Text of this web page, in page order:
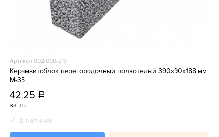
Артикул 002-000-213
Керамзитоблок перегородочный полнотелый 390x90x188 мм
М-35
42,25 a
за шт.
В наличии